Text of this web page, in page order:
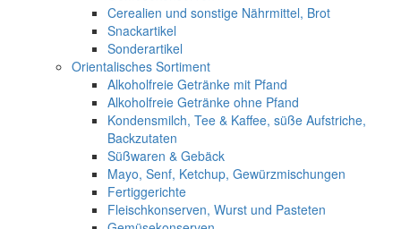
Cerealien und sonstige Nährmittel, Brot
Snackartikel
Sonderartikel
Orientalisches Sortiment
Alkoholfreie Getränke mit Pfand
Alkoholfreie Getränke ohne Pfand
Kondensmilch, Tee & Kaffee, süße Aufstriche,
Backzutaten
Süßwaren & Gebäck
Mayo, Senf, Ketchup, Gewürzmischungen
Fertiggerichte
Fleischkonserven, Wurst und Pasteten